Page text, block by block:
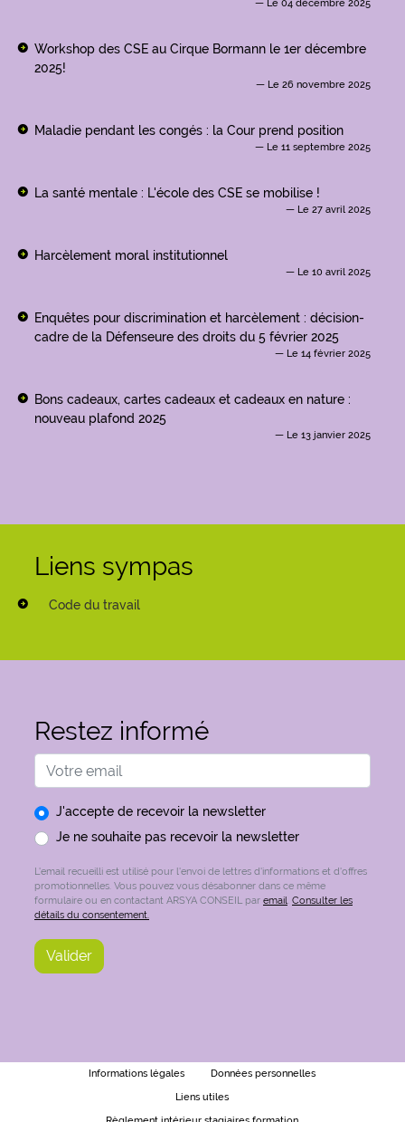
Le 04 décembre 2025
Workshop des CSE au Cirque Bormann le 1er décembre
2025!
Le 26 novembre 2025
Maladie pendant les congés : la Cour prend position
Le 11 septembre 2025
La santé mentale : L'école des CSE se mobilise !
Le 27 avril 2025
Harcèlement moral institutionnel
Le 10 avril 2025
Enquêtes pour discrimination et harcèlement : décision-
cadre de la Défenseure des droits du 5 février 2025
Le 14 février 2025
Bons cadeaux, cartes cadeaux et cadeaux en nature :
nouveau plafond 2025
Le 13 janvier 2025
Liens sympas
Code du travail
Restez informé
J'accepte de recevoir la newsletter
Je ne souhaite pas recevoir la newsletter
L'email recueilli est utilisé pour l'envoi de lettres d'informations et d'offres
promotionnelles. Vous pouvez vous désabonner dans ce même
formulaire ou en contactant ARSYA CONSEIL par email Consulter les
détails du consentement.
Informations légales
Données personnelles
Liens utiles